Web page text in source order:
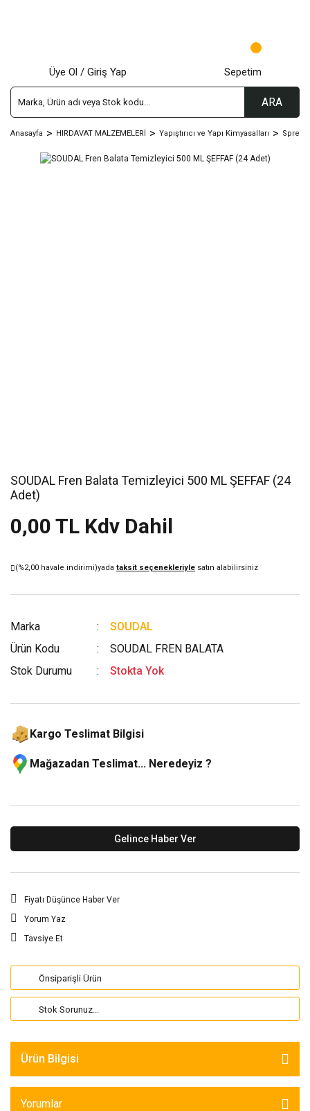
ARA
Üye Ol / Giriş Yap Sepetim
Anasayfa HIRDAVAT MALZEMELERİ Yapıştırıcı ve Yapı Kimyasalları Sprey
SOUDAL Fren Balata Temizleyici 500 ML ŞEFFAF (24
Adet)
0,00 TL Kdv Dahil
(%2,00 havale indirimi)yada taksit seçenekleriyle satın alabilirsiniz
Marka
SOUDAL
Ürün Kodu
SOUDAL FREN BALATA
Stok Durumu
Stokta Yok
Kargo Teslimat Bilgisi
Mağazadan Teslimat... Neredeyiz ?
Gelince Haber Ver
Fiyatı Düşünce Haber Ver
Yorum Yaz
Tavsiye Et
Önsiparişli Ürün
Stok Sorunuz...
Ürün Bilgisi
Yorumlar